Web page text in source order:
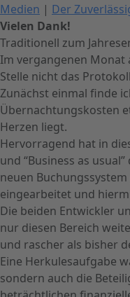
Medien | Der
Vielen Dank!
Traditionell zum
Im vergangenen Monat
Stelle nicht das
Zunächst einmal finde
Übernachtungskosten
Herzen liegt.
Hervorragend hat in
und “Business as
neuen
eingearbeitet und
Die beiden Entwickler
nur diesen Bereich
und rascher als bisher
Eine Herkulesaufgabe
sondern auch die